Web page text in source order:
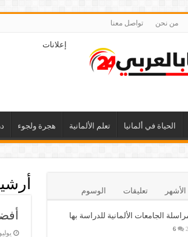
من نحن تواصل معنا
إعلانات
الحياة في ألمانيا تعلم الألمانية هجرة ولجوء
يوليو 27, 2025
الأشهر تعليقات الوسوم
الجامعات الألمانية للدراسة بها
6